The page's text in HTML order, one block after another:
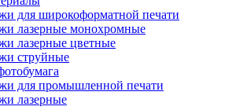
для широкоформатной печати
лазерные монохромные
лазерные цветные
струйные
для промышленной печати
лазерные